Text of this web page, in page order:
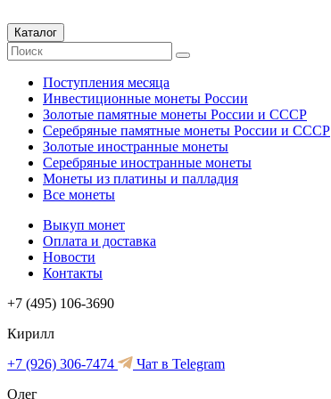
Каталог
Поступления месяца
Инвестиционные монеты России
Золотые памятные монеты России и СССР
Серебряные памятные монеты России и СССР
Золотые иностранные монеты
Серебряные иностранные монеты
Монеты из платины и палладия
Все монеты
Выкуп монет
Оплата и доставка
Новости
Контакты
+7 (495) 106-3690
Кирилл
+7 (926) 306-7474
Чат в Telegram
Олег